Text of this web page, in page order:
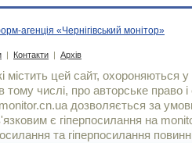
агенція «Чернігівський монітор»
| Контакти | Архів
містить цей сайт, охороняються у
тому числі, про авторське право і
дозволяється за
є гiперпосилання на
та гіперпосилання